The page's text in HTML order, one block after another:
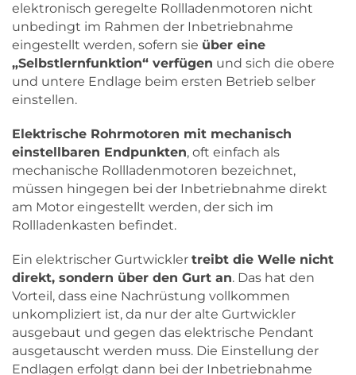
elektronisch geregelte Rollladenmotoren nicht
unbedingt im Rahmen der Inbetriebnahme
eingestellt werden, sofern sie über eine
„Selbstlernfunktion“ verfügen und sich die obere
und untere Endlage beim ersten Betrieb selber
einstellen.
Elektrische Rohrmotoren mit mechanisch
einstellbaren Endpunkten, oft einfach als
mechanische Rollladenmotoren bezeichnet,
müssen hingegen bei der Inbetriebnahme direkt
am Motor eingestellt werden, der sich im
Rollladenkasten befindet.
Ein elektrischer Gurtwickler treibt die Welle nicht
direkt, sondern über den Gurt an. Das hat den
Vorteil, dass eine Nachrüstung vollkommen
unkompliziert ist, da nur der alte Gurtwickler
ausgebaut und gegen das elektrische Pendant
ausgetauscht werden muss. Die Einstellung der
Endlagen erfolgt dann bei der Inbetriebnahme